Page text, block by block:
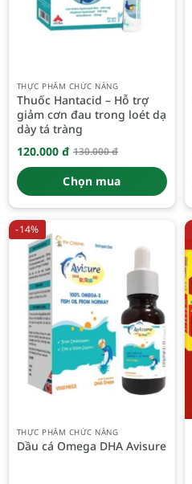
THỰC PHẨM CHỨC NĂNG
Thuốc Hantacid – Hỗ trợ
giảm cơn đau trong loét dạ
dày tá tràng
130.000đ
Giá
gốc
là:
130.000 đ.
120.000 đ
Giá
hiện
tại
là:
120.000 đ.
Chọn mua
-14%
THỰC PHẨM CHỨC NĂNG
Dầu cá Omega DHA Avisure